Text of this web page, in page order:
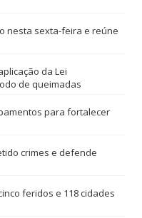
nesta sexta-feira e reúne
da Lei
de queimadas
para fortalecer
crimes e defende
feridos e 118 cidades